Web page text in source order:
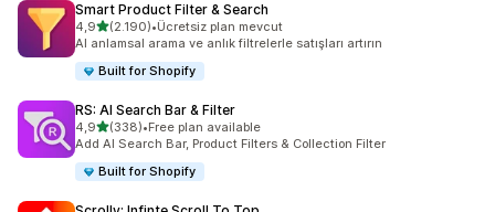
Smart Product Filter & Search
4,95 yıldız üzerinden
(2.190)
toplam 2190 değerlendirme
•Ücretsiz plan mevcut
AI anlamsal arama ve anlık filtrelerle satışları artırın
Built for Shopify
RS: AI Search Bar & Filter
4,95 yıldız üzerinden
(338)
toplam 338 değerlendirme
•Free plan available
Add AI Search Bar, Product Filters & Collection Filter
Built for Shopify